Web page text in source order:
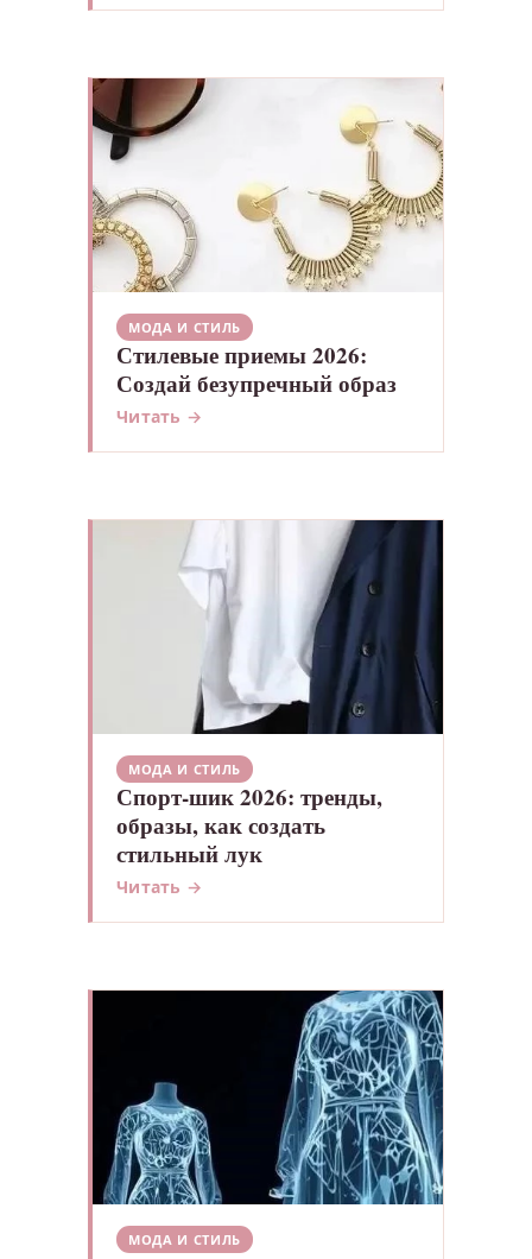
МОДА И СТИЛЬ
Стилевые приемы 2026:
Создай безупречный образ
Читать →
МОДА И СТИЛЬ
Спорт-шик 2026: тренды,
образы, как создать
стильный лук
Читать →
МОДА И СТИЛЬ